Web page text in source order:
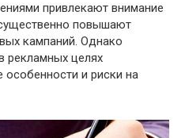
привлекают внимание
повышают
кампаний. Однако
рекламных целях
и риски на